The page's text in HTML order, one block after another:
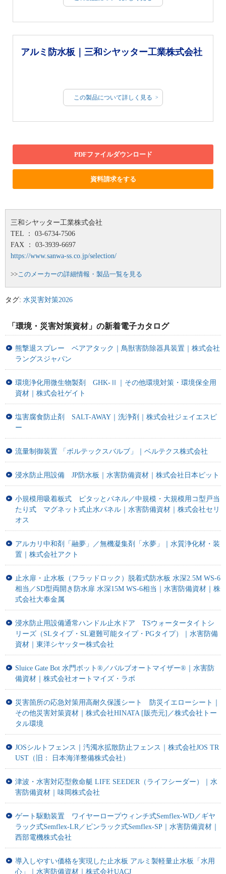
アルミ防水板｜三和シヤッター工業株式会社
この製品について詳しく見る
PDFファイルダウンロード
資料請求をする
三和シヤッター工業株式会社
TEL ： 03-6734-7506
FAX ： 03-3939-6697
https://www.sanwa-ss.co.jp/selection/
>> このメーカーの詳細情報・製品一覧を見る
タグ: 水災害対策2026
「環境・災害対策資材」の新着電子カタログ
熊撃退スプレー ベアアタック｜鳥獣害防除器具装置｜株式会社
ラングスジャパン
環境浄化用微生物製剤 GHK-Ⅱ｜その他環境対策・環境保全用
資材｜株式会社ゲイト
塩害腐食防止剤 SALT-AWAY｜洗浄剤｜株式会社ジェイエスピ
ー
流量制御装置 「ボルテックスバルブ」｜ベルテクス株式会社
浸水防止用設備 JP防水板｜水害防備資材｜株式会社日本ピット
小規模用吸着板式 ピタッとパネル／中規模・大規模用コ型戸当
たり式 マグネット式止水パネル｜水害防備資材｜株式会社セリ
オス
アルカリ中和剤「融夢」／無機凝集剤「水夢」｜水質浄化材・装
置｜株式会社アクト
止水扉・止水板（フラッドロック）脱着式防水板 水深2.5M WS-6
相当／SD型両開き防水扉 水深15M WS-6相当｜水害防備資材｜株
式会社大奉金属
浸水防止用設備通常ハンドル止水ドア TSウォータータイトシ
リーズ（SLタイプ・SL避難可能タイプ・PGタイプ）｜水害防備
資材｜東洋シヤッター株式会社
Sluice Gate Bot 水門ボット®／バルブオートマイザー®｜水害防
備資材｜株式会社オートマイズ・ラボ
災害箇所の応急対策用高耐久保護シート 防災イエローシート｜
その他災害対策資材｜株式会社HINATA [販売元]／株式会社トー
タル環境
JOSシルトフェンス｜汚濁水拡散防止フェンス｜株式会社JOS TR
UST（旧： 日本海洋整備株式会社）
津波・水害対応型救命艇 LIFE SEEDER（ライフシーダー）｜水
害防備資材｜味岡株式会社
ゲート駆動装置 ワイヤーロープウィンチ式Semflex-WD／ギヤ
ラック式Semflex-LR／ピンラック式Semflex-SP｜水害防備資材｜
西部電機株式会社
導入しやすい価格を実現した止水板 アルミ製軽量止水板「水用
心」｜水害防備資材｜株式会社UACJ